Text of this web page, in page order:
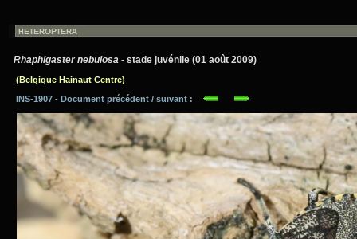
Rhaphigaster nebulosa - stade juvénile (01 août 2009)
(Belgique Hainaut Centre)
INS-1907 - Document précédent / suivant :